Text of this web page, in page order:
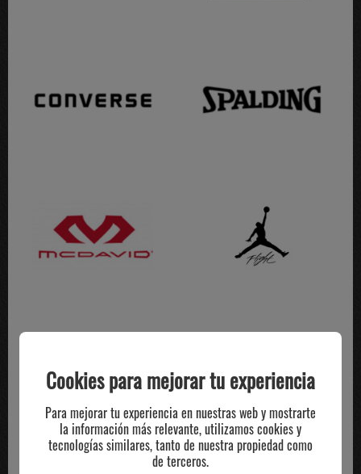
Cookies para mejorar tu experiencia
Para mejorar tu experiencia en nuestras web y mostrarte
la información más relevante, utilizamos cookies y
tecnologías similares, tanto de nuestra propiedad como
de terceros.